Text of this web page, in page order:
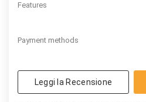
Features
Payment methods
Leggi la Recensione